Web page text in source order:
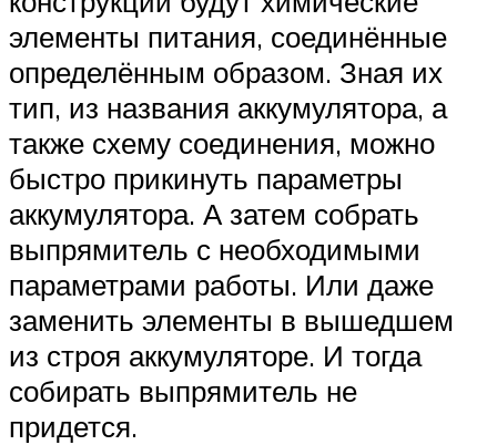
элементы питания, соединённые
определённым образом. Зная их
тип, из названия аккумулятора, а
также схему соединения, можно
быстро прикинуть параметры
аккумулятора. А затем собрать
выпрямитель с необходимыми
параметрами работы. Или даже
заменить элементы в вышедшем
из строя аккумуляторе. И тогда
собирать выпрямитель не
придется.